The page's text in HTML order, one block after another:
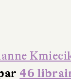
46